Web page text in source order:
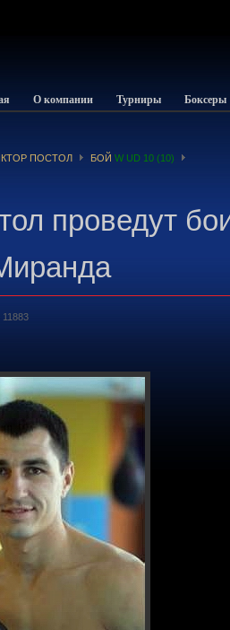
О компании Турниры Боксеры
ПОСТОЛ БОЙ W UD 10 (10)
проведут
11883